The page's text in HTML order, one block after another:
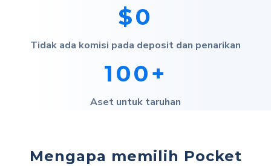
$0
Tidak ada komisi pada deposit dan penarikan
100+
Aset untuk taruhan
Mengapa memilih Pocket